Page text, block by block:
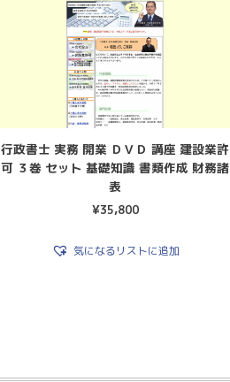
行政書士 実務 開業 ＤＶＤ 講座 建設業許
可 ３巻 セット 基礎知識 書類作成 財務諸
表
¥35,800
気になるリストに追加